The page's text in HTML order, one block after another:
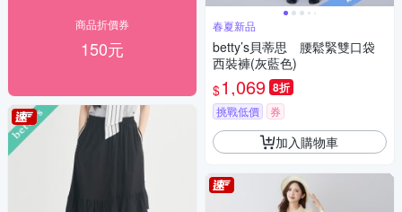
商品折價券
150元
春夏新品
betty’s貝蒂思 腰鬆緊雙口袋
西裝褲(灰藍色)
$1,069 8折
挑戰低價 券
加入購物車